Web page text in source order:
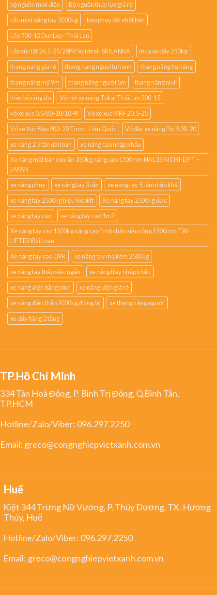
bộ nguồn mini điện
Bộ nguồn thủy lực giá rẻ
cẩu mini bằng tay 2000kg
kẹp phuy đôi nhật bản
Lốp 700-12 DunLop- Thái Lan
Lốp xúc lật 26.5-25/28PR Solideal- SRILANKA
mua xe đẩy 250kg
thang nang gia rẻ
thang nang nguoi tu hanh
thang nâng hạ hàng
thang nâng mỹ 9m
thang nâng người 5m
thang nâng niuli
thiet bi nâng do
Vỏ hơi xe nâng Tokai Thái Lan 300-15
vỏ xe xúc 0.5/80-18/10PR
Vỏ xe xúc MRF 20.5-25
Vỏ xe Xúc Đào 900-20 Tiron - Hàn Quốc
Vỏ đặc xe nâng Pio 9.00-20
xe nâng 2.5 tấn đài loan
xe nâng cao nhập khẩu
Xe nâng mặt bàn con lăn 350kg nâng cao 1300mm NAL35 NICHI-LIFT –
JAPAN
xe nâng phuy
xe nâng tay 3 tấn
xe nâng tay 5 tấn nhập khẩ
xe nâng tay 2500kg hiệu Noblift
Xe nâng tay 2500kg đức
xe nâng tay cao
xe nâng tay cao 1m2
Xe nâng tay cao 1500kg nâng cao 1m6 chân siêu rộng 1500mm TW-
LIFTER Đài Loan
Xe nâng tay cao OPK
xe nâng tay mạ kẽm 2500kg
xe nâng tay thấp siêu ngắn
xe nâng ttay nhập khẩu
xe nâng điện bằng bình
xe nâng điện giá rẻ
xe nâng điện thấp 2000kg đứng lái
xe thang nâng người
xe đẩy hàng 2 tầng
TP.Hồ Chí Minh
334 Tân Hoà Đông, P. Bình Trị Đông, Q.Bình Tân,
TP.HCM
Hotline/Zalo/Viber: 096.297.2250
Email: greco@congnghiepvietxanh.com.vn
Huế
Kiệt 344 Trưng Nữ Vương, P. Thủy Dương, TX. Hương
Thủy, Huế
Hotline/Zalo/Viber: 096.297.2250
Email: greco@congnghiepvietxanh.com.vn